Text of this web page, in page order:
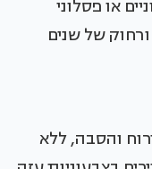
או פסלוני
ורחוק של שנים
והסבה, ללא